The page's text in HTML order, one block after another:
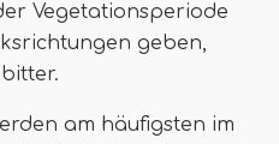
Vegetationsperiode
geben,
am häufigsten im